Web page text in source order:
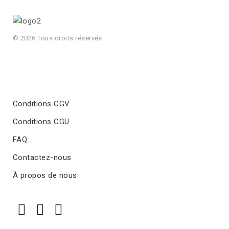
© 2026 Tous droits réservés
Conditions CGV
Conditions CGU
FAQ
Contactez-nous
À propos de nous